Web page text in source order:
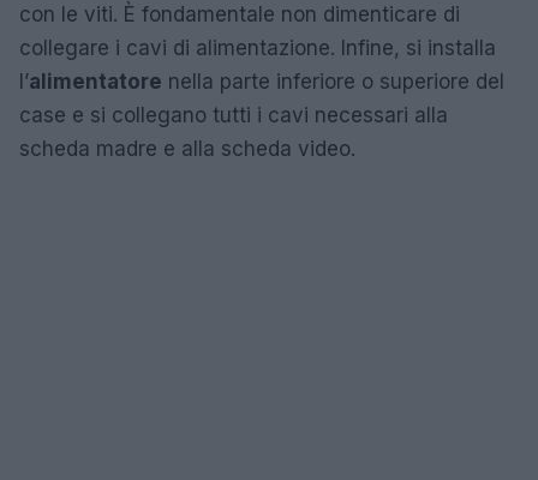
con le viti. È fondamentale non dimenticare di
collegare i cavi di alimentazione. Infine, si installa
l’alimentatore nella parte inferiore o superiore del
case e si collegano tutti i cavi necessari alla
scheda madre e alla scheda video.